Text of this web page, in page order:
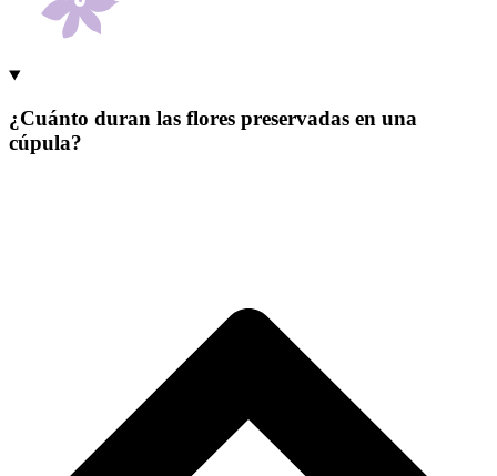
¿Cuánto duran las flores preservadas en una
cúpula?